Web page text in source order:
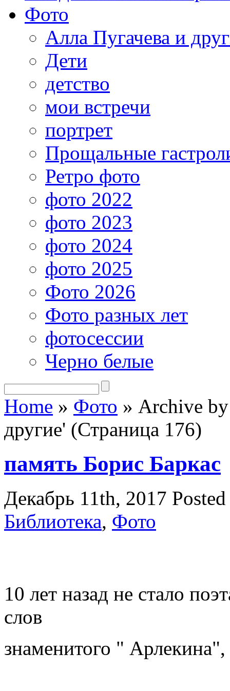
Фото
Алла Пугачева и
Дети
детство
мои встречи
портрет
Прощальные
Ретро фото
фото 2022
фото 2023
фото 2024
фото 2025
Фото 2026
Фото разных лет
фотосессии
Черно белые
Home » Фото » Archive
другие' (Страница 176)
память Борис Баркас
Декабрь 11th, 2017
Библиотека, Фото
10 лет назад не стало
слов
знаменитого "